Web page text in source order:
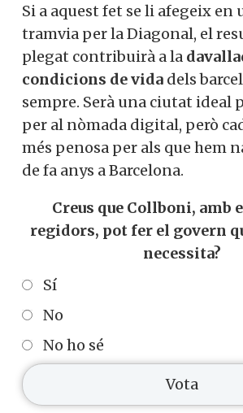
Si a aquest fet se li afegeix
tramvia per la Diagonal, el
plegat contribuirà a la
condicions de vida dels
sempre. Serà una ciutat ideal
per al nòmada digital, però
més penosa per als que hem
de fa anys a Barcelona.
Creus que Collboni, amb
regidors, pot fer el govern
necessita?
Sí
No
No ho sé